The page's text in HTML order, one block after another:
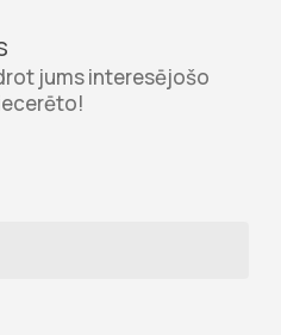
jums interesējošo